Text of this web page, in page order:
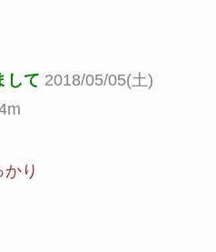
して 2018/05/05(土)
り